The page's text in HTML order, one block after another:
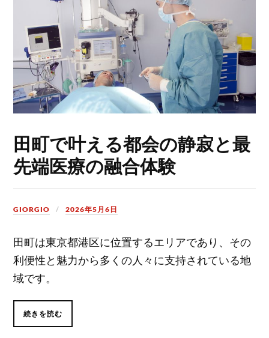
田町で叶える都会の静寂と最
先端医療の融合体験
GIORGIO 2026年5月6日
田町は東京都港区に位置するエリアであり、その
利便性と魅力から多くの人々に支持されている地
域です。
続きを読む